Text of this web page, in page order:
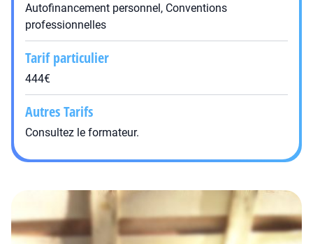
Autofinancement personnel, Conventions
professionnelles
Tarif particulier
444€
Autres Tarifs
Consultez le formateur.